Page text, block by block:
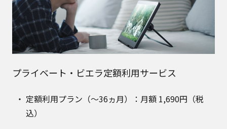
プライベート・ビエラ定額利用サービス
定額利用プラン（～36ヵ月）：月額 1,690円（税
込）